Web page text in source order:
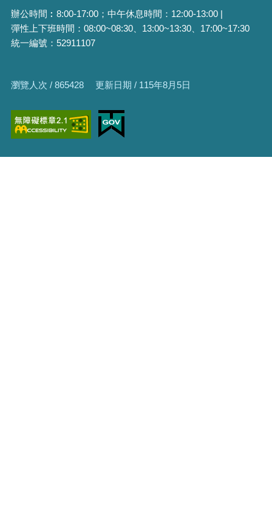
辦公時間︰8:00-17:00；中午休息時間：12:00-13:00 |
彈性上下班時間：08:00~08:30、13:00~13:30、17:00~17:30
統一編號：52911107
瀏覽人次 / 865428 更新日期 / 115年8月5日